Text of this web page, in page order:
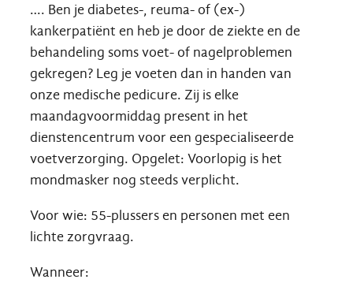
…. Ben je diabetes-, reuma- of (ex-)
kankerpatiënt en heb je door de ziekte en de
behandeling soms voet- of nagelproblemen
gekregen? Leg je voeten dan in handen van
onze medische pedicure. Zij is elke
maandagvoormiddag present in het
dienstencentrum voor een gespecialiseerde
voetverzorging. Opgelet: Voorlopig is het
mondmasker nog steeds verplicht.
Voor wie: 55-plussers en personen met een
lichte zorgvraag.
Wanneer: